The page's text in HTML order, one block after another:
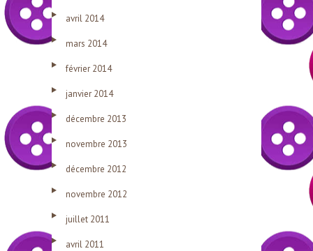
avril 2014
mars 2014
février 2014
janvier 2014
décembre 2013
novembre 2013
décembre 2012
novembre 2012
juillet 2011
avril 2011